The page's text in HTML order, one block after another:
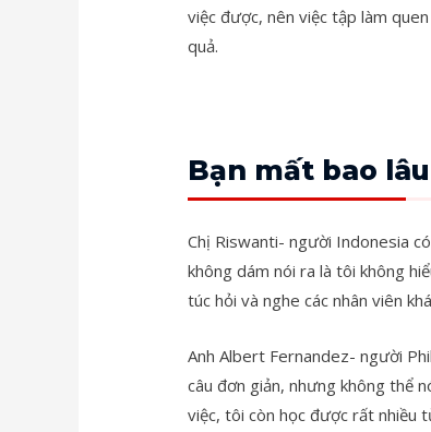
việc được, nên việc tập làm
quả.
Bạn mất bao
Chị Riswanti- người Indonesia
không dám nói ra là tôi không
túc hỏi và nghe các nhân viên
Anh Albert Fernandez- người
câu đơn giản, nhưng không thể
việc, tôi còn học được rất nhiều